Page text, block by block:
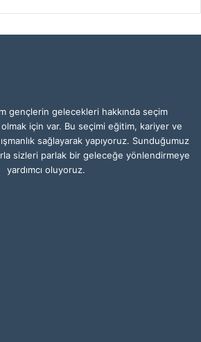
gençlerin gelecekleri hakkında seçim
olmak için var. Bu seçimi eğitim, kariyer ve
sağlayarak yapıyoruz. Sunduğumuz
sizleri parlak bir geleceğe yönlendirmeye
yardımcı oluyoruz.